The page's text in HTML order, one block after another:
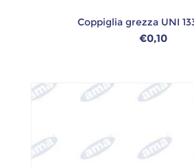
Coppiglia grezza UNI
€0,10